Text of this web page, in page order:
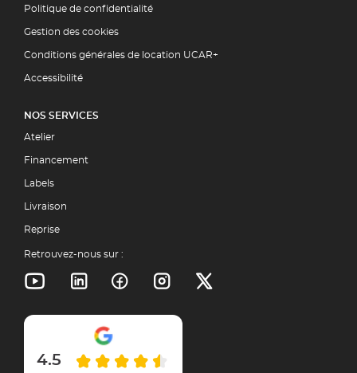
Politique de confidentialité
Gestion des cookies
Conditions générales de location UCAR+
Accessibilité
NOS SERVICES
Atelier
Financement
Labels
Livraison
Reprise
Retrouvez-nous sur :
4.5